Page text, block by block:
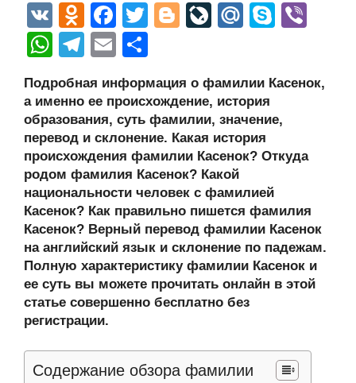
V
K
O
d
n
o
kl
a
ss
ni
ki
F
a
c
e
b
o
o
k
T
er
Bl
g
er
Li
J
o
ur
n
al
M
u
S
e
W
at
s
A
p
p
T
e
gr
a
m
E
ail р
а
в
и
ть
Подробная информация о фамилии Касенок,
а именно ее происхождение, история
образования, суть фамилии, значение,
перевод и склонение. Какая история
происхождения фамилии Касенок? Откуда
родом фамилия Касенок? Какой
национальности человек с фамилией
Касенок? Как правильно пишется фамилия
Касенок? Верный перевод фамилии Касенок
на английский язык и склонение по падежам.
Полную характеристику фамилии Касенок и
ее суть вы можете прочитать онлайн в этой
статье совершенно бесплатно без
регистрации.
Содержание обзора фамилии